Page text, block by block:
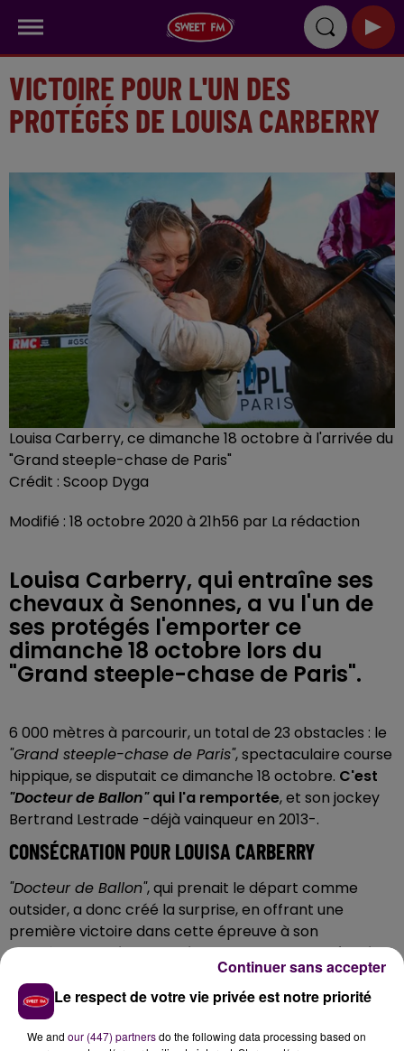
VICTOIRE POUR L'UN DES
PROTÉGÉS DE LOUISA CARBERRY
Louisa Carberry, ce dimanche 18 octobre à l'arrivée du
"Grand steeple-chase de Paris"
Crédit : Scoop Dyga
Modifié : 18 octobre 2020 à 21h56 par La rédaction
Louisa Carberry, qui entraîne ses
chevaux à Senonnes, a vu l'un de
ses protégés l'emporter ce
dimanche 18 octobre lors du
"Grand steeple-chase de Paris".
6 000 mètres à parcourir, un total de 23 obstacles : le
"Grand steeple-chase de Paris", spectaculaire course
hippique, se disputait ce dimanche 18 octobre. C'est
"Docteur de Ballon"qui l'a remportée, et son jockey
Bertrand Lestrade -déjà vainqueur en 2013-.
CONSÉCRATION POUR LOUISA CARBERRY
"Docteur de Ballon", qui prenait le départ comme
outsider, a donc créé la surprise, en offrant une
première victoire dans cette épreuve à son
entraîneuse,la jeune Louisa Carberry, dont l’écurie
est basée dans le sud-Mayenne, au lieu-dit des
Fossés, à Senonnes.
UNE FEMME, COMME L'AN PASSÉ
Le respect de votre vie privée est notre priorité
We and our (447) partnersdo the following data processing based on
Continuer sans accepter